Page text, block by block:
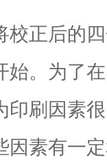
校正后的
始。为了
印刷因素
因素有一